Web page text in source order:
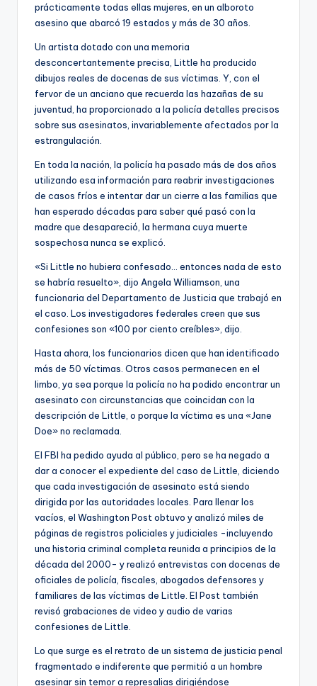
prácticamente todas ellas mujeres, en un alboroto
asesino que abarcó 19 estados y más de 30 años.
Un artista dotado con una memoria
desconcertantemente precisa, Little ha producido
dibujos reales de docenas de sus víctimas. Y, con el
fervor de un anciano que recuerda las hazañas de su
juventud, ha proporcionado a la policía detalles precisos
sobre sus asesinatos, invariablemente afectados por la
estrangulación.
En toda la nación, la policía ha pasado más de dos años
utilizando esa información para reabrir investigaciones
de casos fríos e intentar dar un cierre a las familias que
han esperado décadas para saber qué pasó con la
madre que desapareció, la hermana cuya muerte
sospechosa nunca se explicó.
«Si Little no hubiera confesado… entonces nada de esto
se habría resuelto», dijo Angela Williamson, una
funcionaria del Departamento de Justicia que trabajó en
el caso. Los investigadores federales creen que sus
confesiones son «100 por ciento creíbles», dijo.
Hasta ahora, los funcionarios dicen que han identificado
más de 50 víctimas. Otros casos permanecen en el
limbo, ya sea porque la policía no ha podido encontrar un
asesinato con circunstancias que coincidan con la
descripción de Little, o porque la víctima es una «Jane
Doe» no reclamada.
El FBI ha pedido ayuda al público, pero se ha negado a
dar a conocer el expediente del caso de Little, diciendo
que cada investigación de asesinato está siendo
dirigida por las autoridades locales. Para llenar los
vacíos, el Washington Post obtuvo y analizó miles de
páginas de registros policiales y judiciales -incluyendo
una historia criminal completa reunida a principios de la
década del 2000- y realizó entrevistas con docenas de
oficiales de policía, fiscales, abogados defensores y
familiares de las víctimas de Little. El Post también
revisó grabaciones de video y audio de varias
confesiones de Little.
Lo que surge es el retrato de un sistema de justicia penal
fragmentado e indiferente que permitió a un hombre
asesinar sin temor a represalias dirigiéndose